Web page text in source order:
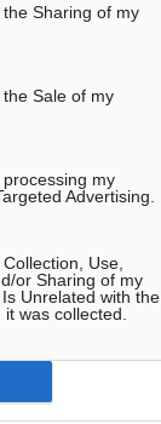
Sharing of my
Sale of my
my
Advertising.
Use,
or Sharing of my
Unrelated with the
was collected.